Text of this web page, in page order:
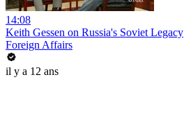
14:08
Keith Gessen on Russia's Soviet Legacy
Foreign Affairs
il y a 12 ans